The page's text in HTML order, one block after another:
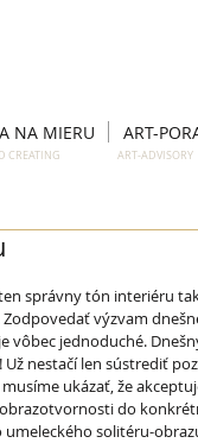
NA MIERU ART-
správny tón interiéru
výzvam
vôbec jednoduché.
nestačí len sústrediť
ukázať, že
do
solitéru-
ART-